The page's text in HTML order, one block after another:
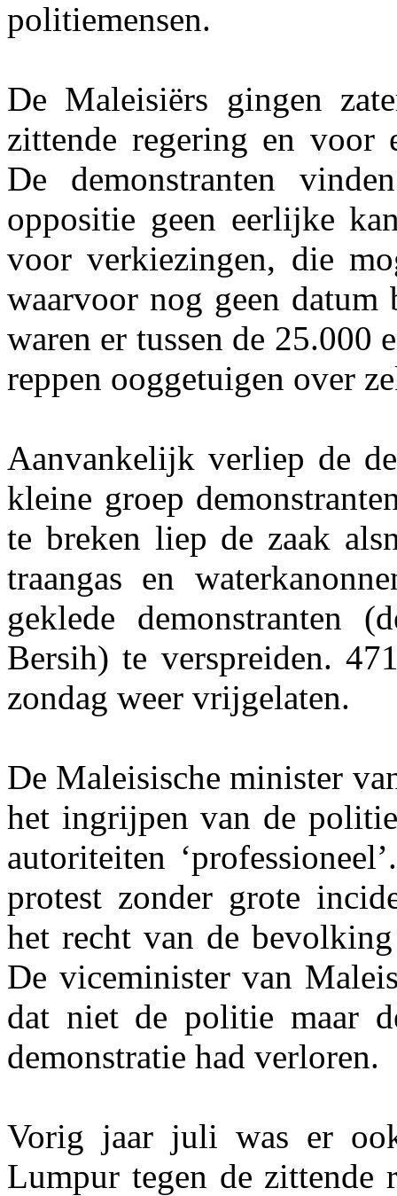
politiemensen.
De Maleisiërs gingen
zittende regering en voor
De demonstranten
oppositie geen eerlijke
voor verkiezingen, die
waarvoor nog geen
waren er tussen de 25.000
reppen ooggetuigen over
Aanvankelijk verliep de
kleine groep
te breken liep de zaak
traangas en
geklede demonstranten
Bersih) te verspreiden.
zondag weer vrijgelaten.
De Maleisische minister
het ingrijpen van de
autoriteiten
protest zonder grote
het recht van de
De viceminister van
dat niet de politie maar
demonstratie had verloren.
Vorig jaar juli was er
Lumpur tegen de zittende